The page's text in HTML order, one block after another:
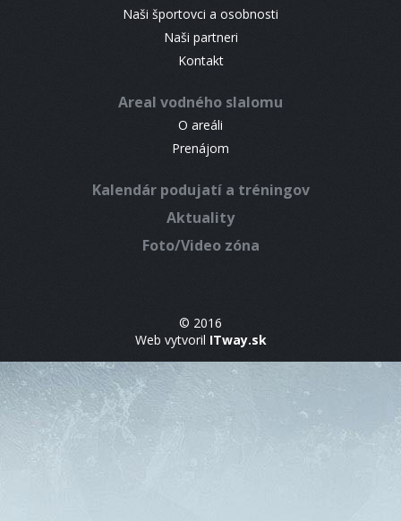
Naši športovci a osobnosti
Naši partneri
Kontakt
Areal vodného slalomu
O areáli
Prenájom
Kalendár podujatí a tréningov
Aktuality
Foto/Video zóna
© 2016
Web vytvoril ITway.sk